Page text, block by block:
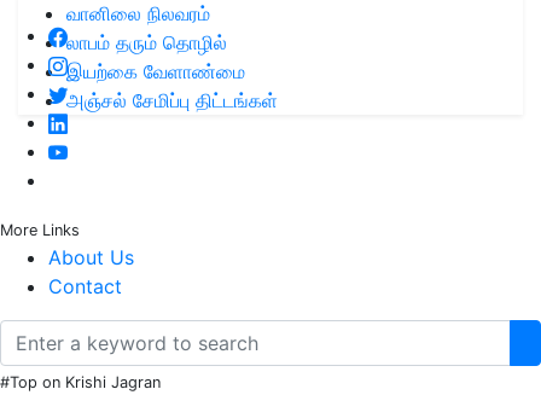
More Links
About Us
Contact
#Top on Krishi Jagran
வானிலை நிலவரம்
லாபம் தரும் தொழில்
இயற்கை வேளாண்மை
அஞ்சல் சேமிப்பு திட்டங்கள்